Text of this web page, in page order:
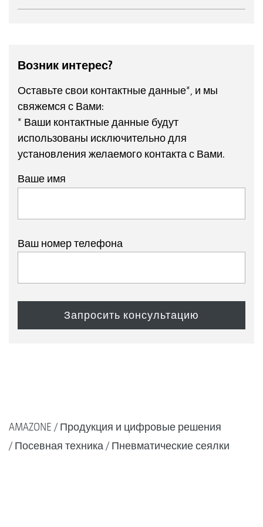
Возник интерес?
Оставьте свои контактные данные*, и мы
свяжемся с Вами:
* Ваши контактные данные будут
использованы исключительно для
установления желаемого контакта с Вами.
Ваше имя
Ваш номер телефона
AMAZONE
Продукция и цифровые решения
Посевная техника
Пневматические сеялки